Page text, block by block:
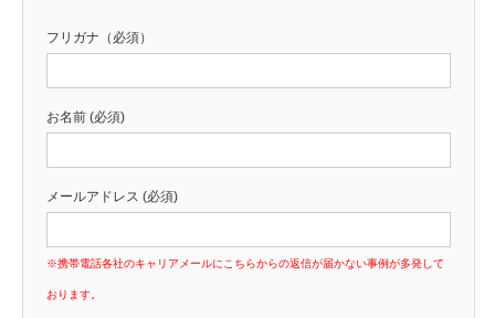
フリガナ（必須）
お名前 (必須)
メールアドレス (必須)
※携帯電話各社のキャリアメールにこちらからの返信が届かない事例が多発して
おります。